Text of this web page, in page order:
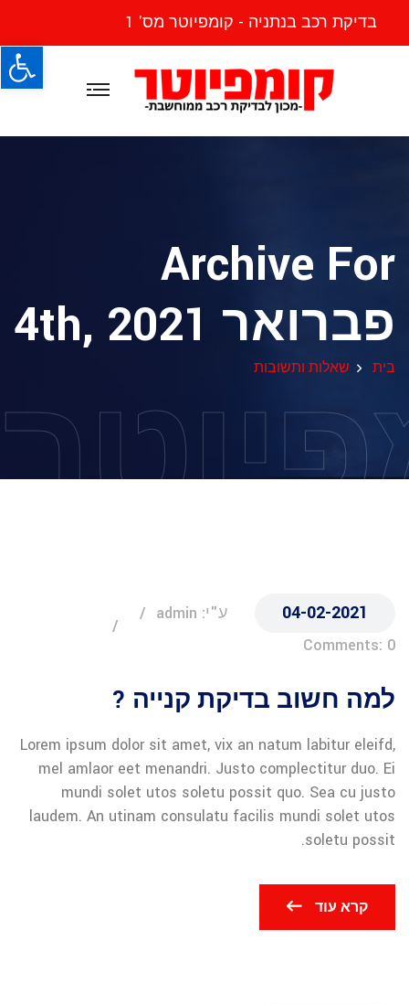
בדיקת רכב בנתניה - קומפיוטר מס' 1
Archive For
פברואר 4th, 2021
בית שאלות ותשובות
04-02-2021
ע"י: admin
Comments: 0
למה חשוב בדיקת קנייה ?
Lorem ipsum dolor sit amet, vix an natum labitur eleifd,
mel amlaor eet menandri. Justo complectitur duo. Ei
mundi solet utos soletu possit quo. Sea cu justo
laudem. An utinam consulatu facilis mundi solet utos
soletu possit.
קרא עוד